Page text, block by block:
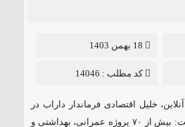
سلاح جنگی و تلفن ماهواره ای از این
موانع احداث نیروگاه خورشیدی
کد مطلب : 14046
خلیل اقتصادی فرماندار داراب در
نشست خبری دهه فجر گفت: بیش از ۷٠ پروژه عمرانی، بهداشتی و